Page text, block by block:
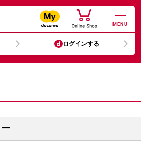
MENU
ログインする